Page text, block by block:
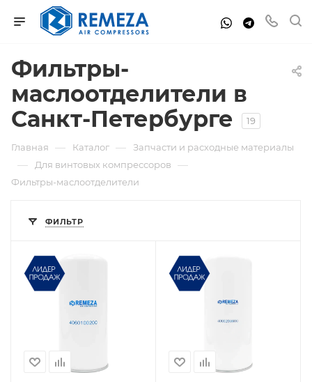
Фильтры-
маслоотделители в
Санкт-Петербурге
19
Главная — Каталог — Запчасти и расходные материалы
— Для винтовых компрессоров —
Фильтры-маслоотделители
ФИЛЬТР